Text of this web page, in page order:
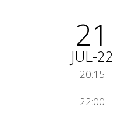
21
JUL-22
20:15
22:00